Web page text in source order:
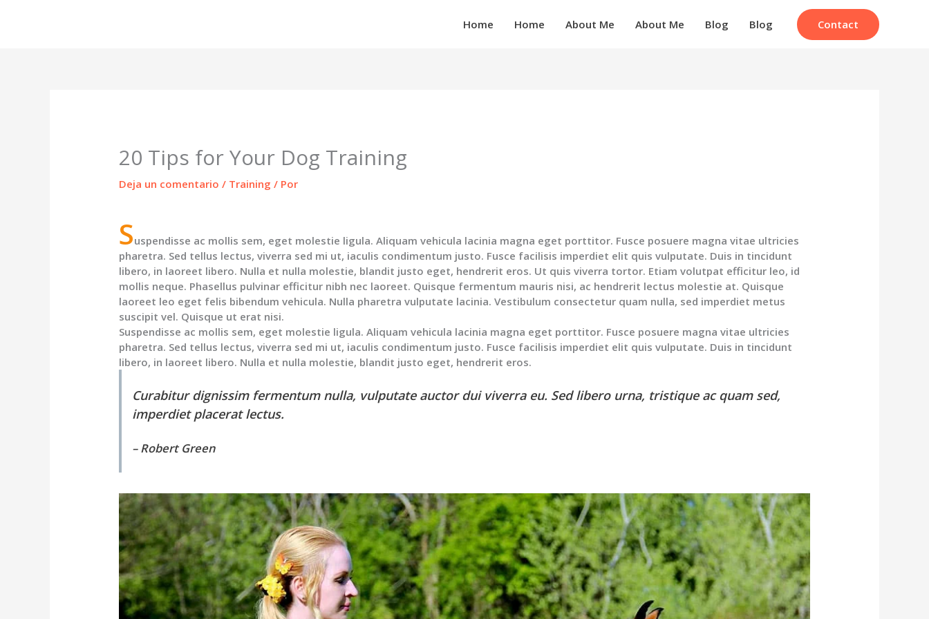
Home Home About Me About Me Blog Blog Contact
20 Tips for Your Dog Training
Deja un comentario / Training / Por
Suspendisse ac mollis sem, eget molestie ligula. Aliquam vehicula lacinia magna eget porttitor. Fusce posuere magna vitae ultricies
pharetra. Sed tellus lectus, viverra sed mi ut, iaculis condimentum justo. Fusce facilisis imperdiet elit quis vulputate. Duis in tincidunt
libero, in laoreet libero. Nulla et nulla molestie, blandit justo eget, hendrerit eros. Ut quis viverra tortor. Etiam volutpat efficitur leo, id
mollis neque. Phasellus pulvinar efficitur nibh nec laoreet. Quisque fermentum mauris nisi, ac hendrerit lectus molestie at. Quisque
laoreet leo eget felis bibendum vehicula. Nulla pharetra vulputate lacinia. Vestibulum consectetur quam nulla, sed imperdiet metus
suscipit vel. Quisque ut erat nisi.
Suspendisse ac mollis sem, eget molestie ligula. Aliquam vehicula lacinia magna eget porttitor. Fusce posuere magna vitae ultricies
pharetra. Sed tellus lectus, viverra sed mi ut, iaculis condimentum justo. Fusce facilisis imperdiet elit quis vulputate. Duis in tincidunt
libero, in laoreet libero. Nulla et nulla molestie, blandit justo eget, hendrerit eros.
Curabitur dignissim fermentum nulla, vulputate auctor dui viverra eu. Sed libero urna, tristique ac quam sed,
imperdiet placerat lectus.
– Robert Green